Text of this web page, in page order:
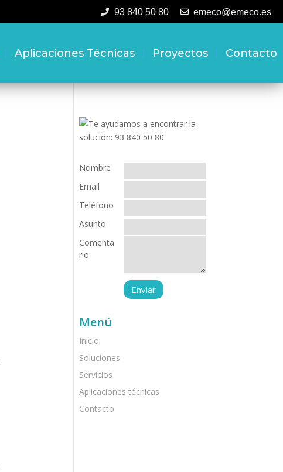
93 840 50 80 emeco@emeco.es
Aplicaciones Técnicas Proyectos Contacto
Nombre
Email
Teléfono
Asunto
Comenta
rio
Menú
Inicio
Soluciones
Servicios
Aplicaciones técnicas
Contacto